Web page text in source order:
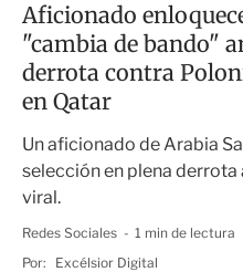
Aficionado
"cambia de bando"
derrota contra
en Qatar
Un aficionado de Arabia
selección en plena derrota
viral.
Redes Sociales
1 min de lectura
Por:
Excélsior Digital